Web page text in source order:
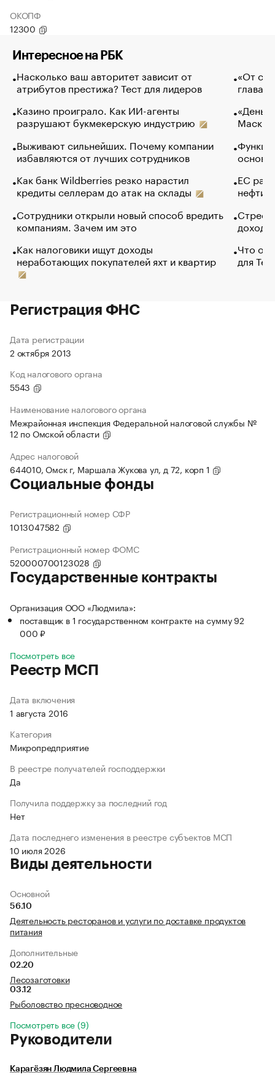
ОКОПФ
12300
Интересное на РБК
Насколько ваш авторитет зависит от
атрибутов престижа? Тест для лидеров
Казино проиграло. Как ИИ-агенты
разрушают букмекерскую индустрию
Выживают сильнейших. Почему компании
избавляются от лучших сотрудников
Как банк Wildberries резко нарастил
кредиты селлерам до атак на склады
Сотрудники открыли новый способ вредить
компаниям. Зачем им это
Как налоговики ищут доходы
неработающих покупателей яхт и квартир
«От
глава
Маск в
основ
ЕС
нефти
Что
для
Регистрация ФНС
Дата регистрации
2 октября 2013
Код налогового органа
5543
Наименование налогового органа
Межрайонная инспекция Федеральной налоговой службы №
12 по Омской области
Адрес налоговой
644010, Омск г, Маршала Жукова ул, д 72, корп 1
Социальные фонды
Регистрационный номер СФР
1013047582
Регистрационный номер ФОМС
520000700123028
Государственные контракты
Организация ООО «Людмила»:
поставщик в 1 государственном контракте на сумму 92
000 ₽
Посмотреть все
Реестр МСП
Дата включения
1 августа 2016
Категория
Микропредприятие
В реестре получателей господдержки
Да
Получила поддержку за последний год
Нет
Дата последнего изменения в реестре субъектов МСП
10 июля 2026
Виды деятельности
Основной
56.10
Деятельность ресторанов и услуги по доставке продуктов
питания
Дополнительные
02.20
Лесозаготовки
03.12
Рыболовство пресноводное
Посмотреть все (9)
Руководители
Карагёзян Людмила Сергеевна